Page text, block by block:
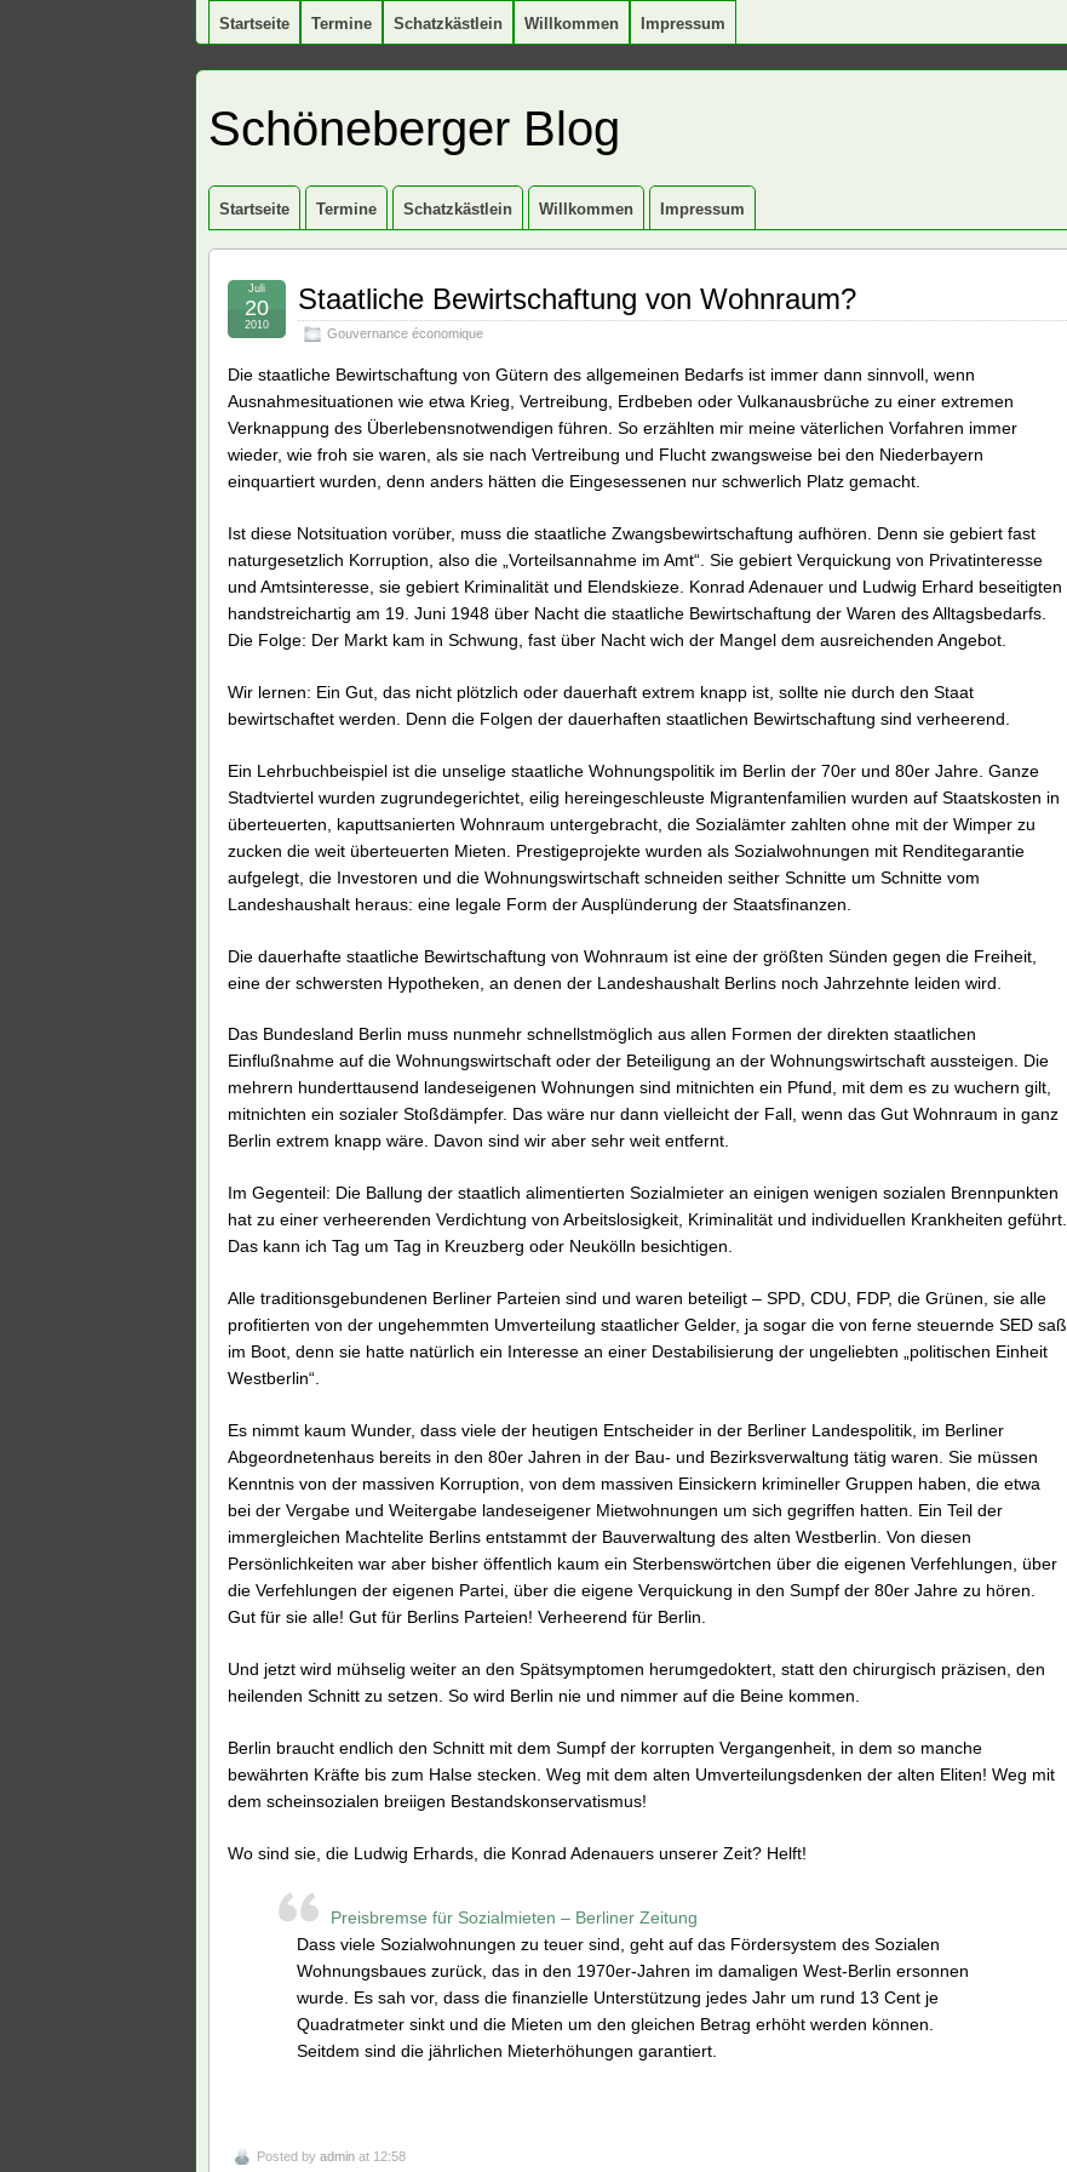
Startseite Termine Schatzkästlein Willkommen Impressum
Schöneberger Blog
Startseite Termine Schatzkästlein Willkommen Impressum
Staatliche Bewirtschaftung von Wohnraum?
Gouvernance économique
Juli
20
2010
Die staatliche Bewirtschaftung von Gütern des allgemeinen Bedarfs ist immer dann sinnvoll, wenn
Ausnahmesituationen wie etwa Krieg, Vertreibung, Erdbeben oder Vulkanausbrüche zu einer extremen
Verknappung des Überlebensnotwendigen führen. So erzählten mir meine väterlichen Vorfahren immer
wieder, wie froh sie waren, als sie nach Vertreibung und Flucht zwangsweise bei den Niederbayern
einquartiert wurden, denn anders hätten die Eingesessenen nur schwerlich Platz gemacht.
Ist diese Notsituation vorüber, muss die staatliche Zwangsbewirtschaftung aufhören. Denn sie gebiert fast
naturgesetzlich Korruption, also die „Vorteilsannahme im Amt“. Sie gebiert Verquickung von Privatinteresse
und Amtsinteresse, sie gebiert Kriminalität und Elendskieze. Konrad Adenauer und Ludwig Erhard beseitigten
handstreichartig am 19. Juni 1948 über Nacht die staatliche Bewirtschaftung der Waren des Alltagsbedarfs.
Die Folge: Der Markt kam in Schwung, fast über Nacht wich der Mangel dem ausreichenden Angebot.
Wir lernen: Ein Gut, das nicht plötzlich oder dauerhaft extrem knapp ist, sollte nie durch den Staat
bewirtschaftet werden. Denn die Folgen der dauerhaften staatlichen Bewirtschaftung sind verheerend.
Ein Lehrbuchbeispiel ist die unselige staatliche Wohnungspolitik im Berlin der 70er und 80er Jahre. Ganze
Stadtviertel wurden zugrundegerichtet, eilig hereingeschleuste Migrantenfamilien wurden auf Staatskosten in
überteuerten, kaputtsanierten Wohnraum untergebracht, die Sozialämter zahlten ohne mit der Wimper zu
zucken die weit überteuerten Mieten. Prestigeprojekte wurden als Sozialwohnungen mit Renditegarantie
aufgelegt, die Investoren und die Wohnungswirtschaft schneiden seither Schnitte um Schnitte vom
Landeshaushalt heraus: eine legale Form der Ausplünderung der Staatsfinanzen.
Die dauerhafte staatliche Bewirtschaftung von Wohnraum ist eine der größten Sünden gegen die Freiheit,
eine der schwersten Hypotheken, an denen der Landeshaushalt Berlins noch Jahrzehnte leiden wird.
Das Bundesland Berlin muss nunmehr schnellstmöglich aus allen Formen der direkten staatlichen
Einflußnahme auf die Wohnungswirtschaft oder der Beteiligung an der Wohnungswirtschaft aussteigen. Die
mehrern hunderttausend landeseigenen Wohnungen sind mitnichten ein Pfund, mit dem es zu wuchern gilt,
mitnichten ein sozialer Stoßdämpfer. Das wäre nur dann vielleicht der Fall, wenn das Gut Wohnraum in ganz
Berlin extrem knapp wäre. Davon sind wir aber sehr weit entfernt.
Im Gegenteil: Die Ballung der staatlich alimentierten Sozialmieter an einigen wenigen sozialen Brennpunkten
hat zu einer verheerenden Verdichtung von Arbeitslosigkeit, Kriminalität und individuellen Krankheiten geführt.
Das kann ich Tag um Tag in Kreuzberg oder Neukölln besichtigen.
Alle traditionsgebundenen Berliner Parteien sind und waren beteiligt – SPD, CDU, FDP, die Grünen, sie alle
profitierten von der ungehemmten Umverteilung staatlicher Gelder, ja sogar die von ferne steuernde SED saß
im Boot, denn sie hatte natürlich ein Interesse an einer Destabilisierung der ungeliebten „politischen Einheit
Westberlin“.
Es nimmt kaum Wunder, dass viele der heutigen Entscheider in der Berliner Landespolitik, im Berliner
Abgeordnetenhaus bereits in den 80er Jahren in der Bau- und Bezirksverwaltung tätig waren. Sie müssen
Kenntnis von der massiven Korruption, von dem massiven Einsickern krimineller Gruppen haben, die etwa
bei der Vergabe und Weitergabe landeseigener Mietwohnungen um sich gegriffen hatten. Ein Teil der
immergleichen Machtelite Berlins entstammt der Bauverwaltung des alten Westberlin. Von diesen
Persönlichkeiten war aber bisher öffentlich kaum ein Sterbenswörtchen über die eigenen Verfehlungen, über
die Verfehlungen der eigenen Partei, über die eigene Verquickung in den Sumpf der 80er Jahre zu hören.
Gut für sie alle! Gut für Berlins Parteien! Verheerend für Berlin.
Und jetzt wird mühselig weiter an den Spätsymptomen herumgedoktert, statt den chirurgisch präzisen, den
heilenden Schnitt zu setzen. So wird Berlin nie und nimmer auf die Beine kommen.
Berlin braucht endlich den Schnitt mit dem Sumpf der korrupten Vergangenheit, in dem so manche
bewährten Kräfte bis zum Halse stecken. Weg mit dem alten Umverteilungsdenken der alten Eliten! Weg mit
dem scheinsozialen breiigen Bestandskonservatismus!
Wo sind sie, die Ludwig Erhards, die Konrad Adenauers unserer Zeit? Helft!
Preisbremse für Sozialmieten – Berliner Zeitung
Dass viele Sozialwohnungen zu teuer sind, geht auf das Fördersystem des Sozialen
Wohnungsbaues zurück, das in den 1970er-Jahren im damaligen West-Berlin ersonnen
wurde. Es sah vor, dass die finanzielle Unterstützung jedes Jahr um rund 13 Cent je
Quadratmeter sinkt und die Mieten um den gleichen Betrag erhöht werden können.
Seitdem sind die jährlichen Mieterhöhungen garantiert.
Posted by admin at 12:58